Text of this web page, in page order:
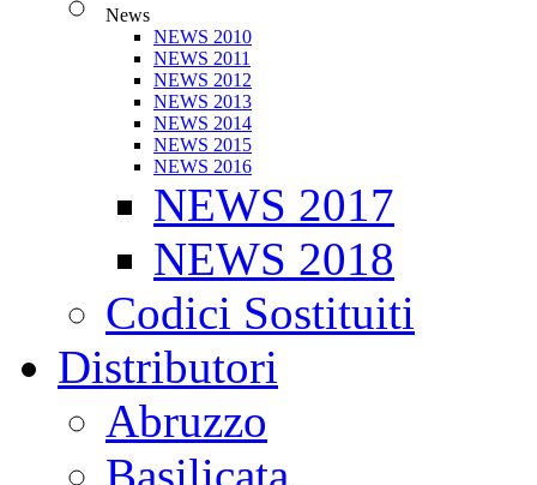
News
NEWS 2010
NEWS 2011
NEWS 2012
NEWS 2013
NEWS 2014
NEWS 2015
NEWS 2016
NEWS 2017
NEWS 2018
Codici Sostituiti
Distributori
Abruzzo